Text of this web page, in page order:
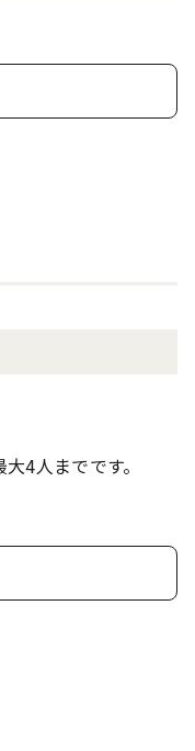
4人までです。